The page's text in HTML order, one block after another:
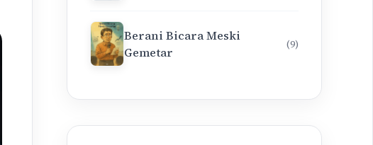
Berani Bicara Meski
Gemetar
(9)